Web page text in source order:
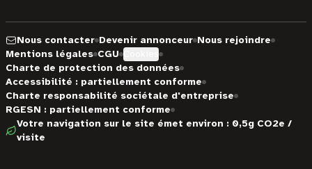
Nous contacter Devenir annonceur Nous rejoindre
Mentions légales CGU
Charte de protection des données
Accessibilité : partiellement conforme
Charte responsabilité sociétale d'entreprise
RGESN : partiellement conforme
Votre navigation sur le site émet environ : 0,5g CO2e /
visite